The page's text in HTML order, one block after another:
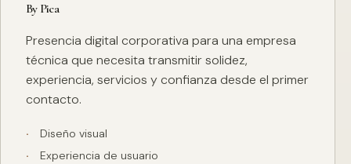
By Pica
Presencia digital corporativa para una empresa
técnica que necesita transmitir solidez,
experiencia, servicios y confianza desde el primer
contacto.
Diseño visual
Experiencia de usuario